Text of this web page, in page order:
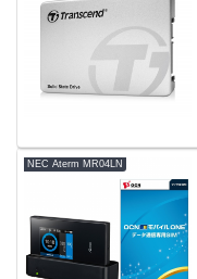
NEC Aterm MR04LN